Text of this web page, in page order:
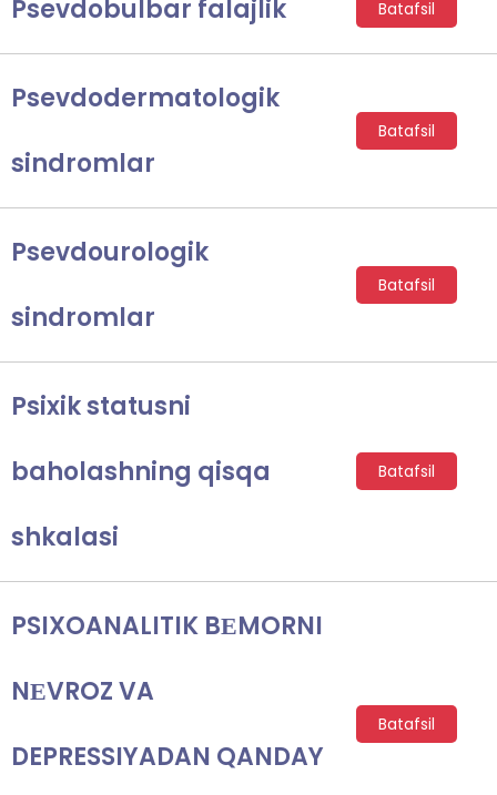
Psevdobulbar falajlik Batafsil
Psevdodermatologik
sindromlar
Batafsil
Psevdourologik
sindromlar
Batafsil
Psixik statusni
baholashning qisqa
shkalasi
Batafsil
PSIXOANALITIK BЕMORNI
NЕVROZ VA
DEPRESSIYADAN QANDAY
Batafsil